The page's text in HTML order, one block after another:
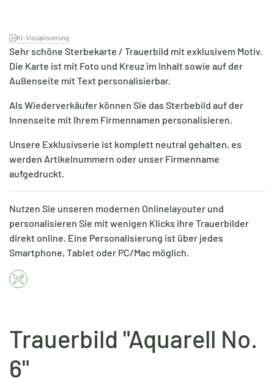
KI-Visualisierung
Sehr schöne Sterbekarte / Trauerbild mit exklusivem Motiv.
Die Karte ist mit Foto und Kreuz im Inhalt sowie auf der
Außenseite mit Text personalisierbar.
Als Wiederverkäufer können Sie das Sterbebild auf der
Innenseite mit Ihrem Firmennamen personalisieren.
Unsere Exklusivserie ist komplett neutral gehalten, es
werden Artikelnummern oder unser Firmenname
aufgedruckt.
Nutzen Sie unseren modernen Onlinelayouter und
personalisieren Sie mit wenigen Klicks ihre Trauerbilder
direkt online. Eine Personalisierung ist über jedes
Smartphone, Tablet oder PC/Mac möglich.
Trauerbild "Aquarell No.
6"